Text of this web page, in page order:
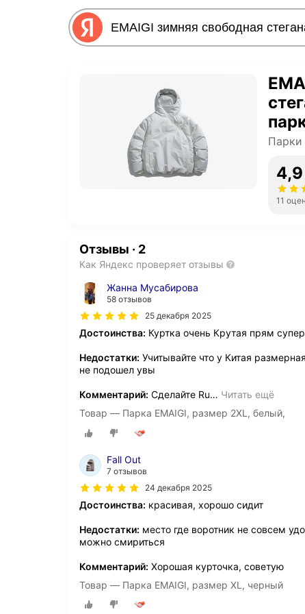
Парки
4,9
11
Отзывы · 2
Как Яндекс проверяет отзывы
Жанна Мусабирова
58 отзывов
25 декабря 2025
Достоинства: Куртка очень Крутая прям
Недостатки: Учитывайте что у Китая
не подошел увы
Комментарий: Сделайте Ru… Читать ещё
Товар — Парка EMAIGI, размер 2XL, белый,
Fall Out
7 отзывов
24 декабря 2025
Достоинства: красивая, хорошо сидит
Недостатки: место где воротник не совсем
можно смириться
Комментарий: Хорошая курточка, советую
Товар — Парка EMAIGI, размер XL, черный